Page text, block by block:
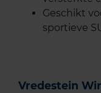
Geschikt
sportieve
Vredestein